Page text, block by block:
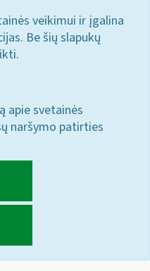
veikimui ir įgalina
Be šių slapukų
apie svetainės
naršymo patirties